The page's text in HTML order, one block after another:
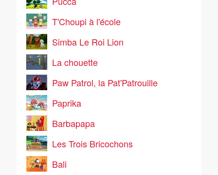
T'Choupi à l'école
Simba Le Roi Lion
La chouette
Paw Patrol, la Pat'Patrouille
Paprika
Barbapapa
Les Trois Bricochons
Bali